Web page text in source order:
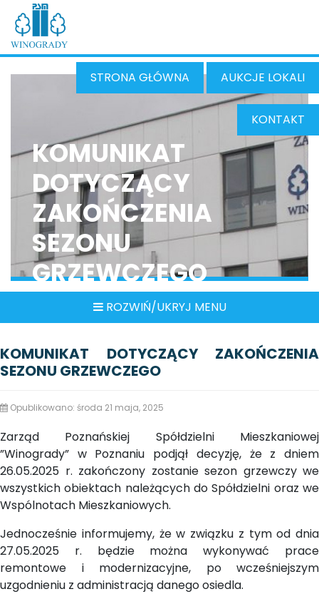
STRONA GŁÓWNA AUKCJE LOKALI
KONTAKT
KOMUNIKAT
DOTYCZĄCY
ZAKOŃCZENIA
SEZONU
GRZEWCZEGO
ROZWIŃ/UKRYJ MENU
KOMUNIKAT DOTYCZĄCY ZAKOŃCZENIA
SEZONU GRZEWCZEGO
Opublikowano: środa 21 maja, 2025
Zarząd Poznańskiej Spółdzielni Mieszkaniowej
”Winogrady” w Poznaniu podjął decyzję, że z dniem
26.05.2025 r. zakończony zostanie sezon grzewczy we
wszystkich obiektach należących do Spółdzielni oraz we
Wspólnotach Mieszkaniowych.
Jednocześnie informujemy, że w związku z tym od dnia
27.05.2025 r. będzie można wykonywać prace
remontowe i modernizacyjne, po wcześniejszym
uzgodnieniu z administracją danego osiedla.